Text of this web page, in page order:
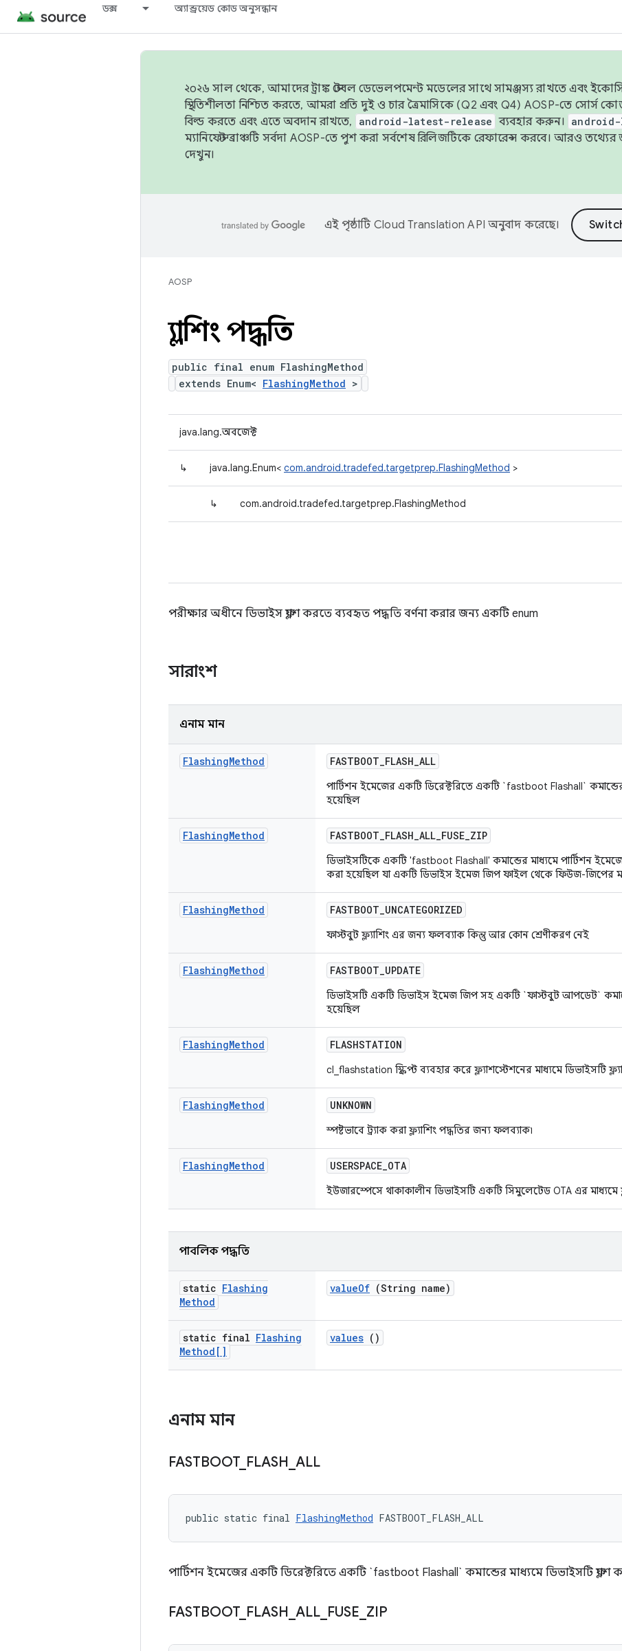
ডক্স অ্যান্ড্রয়েড কোড অনুসন্ধান
২০২৬ সাল থেকে, আমাদের ট্রাঙ্ক স্টেবল ডেভেলপমেন্ট মডেলের সাথে সামঞ্জস্য রাখতে এবং
স্থিতিশীলতা নিশ্চিত করতে, আমরা প্রতি দুই ও চার ত্রৈমাসিকে (Q2 এবং Q4) AOSP-তে সোর্স
বিল্ড করতে এবং এতে অবদান রাখতে,
android-latest-release ব্যবহার করুন।
ম্যানিফেস্ট ব্রাঞ্চটি সর্বদা AOSP-তে পুশ করা সর্বশেষ রিলিজটিকে রেফারেন্স করবে। আরও তথ্যের
দেখুন।
এই পৃষ্ঠাটি Cloud Translation API অনুবাদ করেছে।
AOSP
ফ্ল্যাশিং পদ্ধতি
public final enum FlashingMethod
extends Enum< FlashingMethod >
java.lang.অবজেক্ট
↳ java.lang.Enum< com.android.tradefed.targetprep.FlashingMethod >
↳ com.android.tradefed.targetprep.FlashingMethod
পরীক্ষার অধীনে ডিভাইস ফ্ল্যাশ করতে ব্যবহৃত পদ্ধতি বর্ণনা করার জন্য একটি enum
সারাংশ
এনাম মান
FlashingMethod FASTBOOT_FLASH_ALL
পার্টিশন ইমেজের একটি ডিরেক্টরিতে একটি `fastboot Flashall` কমান্ডের
হয়েছিল
FlashingMethod FASTBOOT_FLASH_ALL_FUSE_ZIP
ডিভাইসটিকে একটি 'fastboot Flashall' কমান্ডের মাধ্যমে পার্টিশন
করা হয়েছিল যা একটি ডিভাইস ইমেজ জিপ ফাইল থেকে ফিউজ-জিপের
FlashingMethod FASTBOOT_UNCATEGORIZED
ফাস্টবুট ফ্ল্যাশিং এর জন্য ফলব্যাক কিন্তু আর কোন শ্রেণীকরণ নেই
FlashingMethod FASTBOOT_UPDATE
ডিভাইসটি একটি ডিভাইস ইমেজ জিপ সহ একটি `ফাস্টবুট আপডেট`
হয়েছিল
FlashingMethod FLASHSTATION
cl_flashstation স্ক্রিপ্ট ব্যবহার করে ফ্ল্যাশস্টেশনের মাধ্যমে ডিভাইসটি
FlashingMethod UNKNOWN
স্পষ্টভাবে ট্র্যাক করা ফ্ল্যাশিং পদ্ধতির জন্য ফলব্যাক৷
FlashingMethod USERSPACE_OTA
ইউজারস্পেসে থাকাকালীন ডিভাইসটি একটি সিমুলেটেড OTA এর মাধ্যমে
পাবলিক পদ্ধতি
static Flashing
Method
valueOf (String name)
static final Flashing
Method[]
values ()
এনাম মান
FASTBOOT_ FLASH ALL
public static final FlashingMethod FASTBOOT_FLASH_ALL
পার্টিশন ইমেজের একটি ডিরেক্টরিতে একটি `fastboot Flashall` কমান্ডের মাধ্যমে ডিভাইসটি ফ্ল্যাশ
FASTBOOT_ FLASH ALL FUSE ZIP